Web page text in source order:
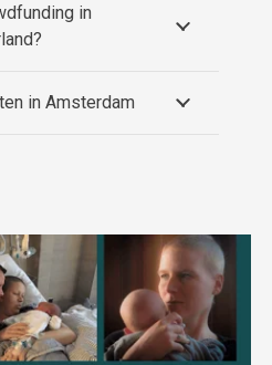
in
in Amsterdam